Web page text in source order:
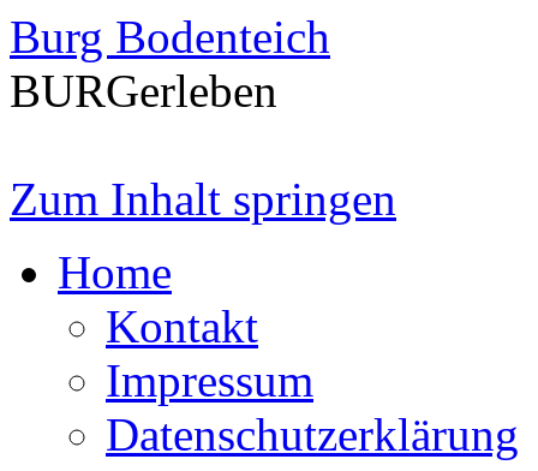
Burg Bodenteich
BURGerleben
Zum Inhalt springen
Home
Kontakt
Impressum
Datenschutzerklärung